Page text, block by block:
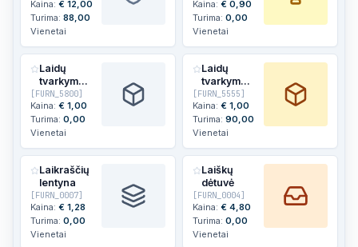
Kaina: € 12,00
Turima: 88,00
Vienetai
Kaina: € 0,90
Turima: 0,00
Vienetai
Laidų
tvarkymo
dėžutė
[FURN_5800]
Kaina: € 1,00
Turima: 0,00
Vienetai
Laidų
tvarkymo
dėžutė
[FURN_5555]
Kaina: € 1,00
Turima: 90,00
Vienetai
Laikraščių
lentyna
[FURN_0007]
Kaina: € 1,28
Turima: 0,00
Vienetai
Laiškų
dėtuvė
[FURN_0004]
Kaina: € 4,80
Turima: 0,00
Vienetai